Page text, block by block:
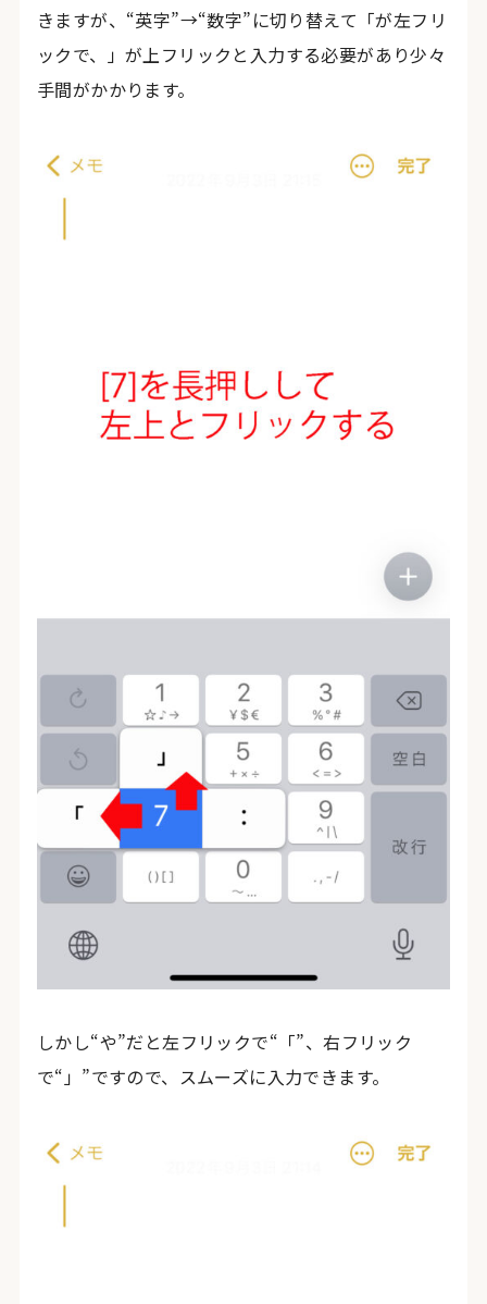
きますが、“英字”→“数字”に切り替えて「が左フリ
ックで、」が上フリックと入力する必要があり少々
手間がかかります。
しかし“や”だと左フリックで“「”、右フリック
で“」”ですので、スムーズに入力できます。